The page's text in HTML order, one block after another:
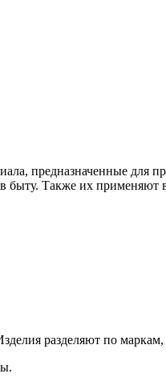
предназначенные для
Также их применяют
разделяют по